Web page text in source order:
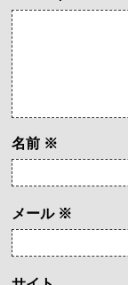
名前 ※
メール ※